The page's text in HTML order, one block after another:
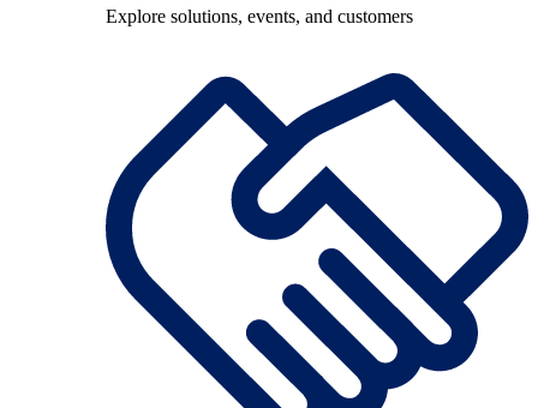
Explore solutions, events, and customers